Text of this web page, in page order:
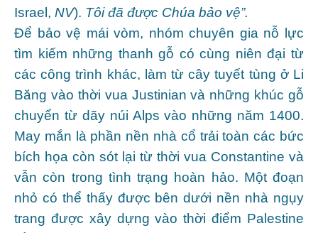
Israel, NV). Tôi đã được Chúa bảo vệ”.
Để bảo vệ mái vòm, nhóm chuyên gia nỗ lực
tìm kiếm những thanh gỗ có cùng niên đại từ
các công trình khác, làm từ cây tuyết tùng ở Li
Băng vào thời vua Justinian và những khúc gỗ
chuyển từ dãy núi Alps vào những năm 1400.
May mắn là phần nền nhà cổ trải toàn các bức
bích họa còn sót lại từ thời vua Constantine và
vẫn còn trong tình trạng hoàn hảo. Một đoạn
nhỏ có thể thấy được bên dưới nền nhà ngụy
trang được xây dựng vào thời điểm Palestine